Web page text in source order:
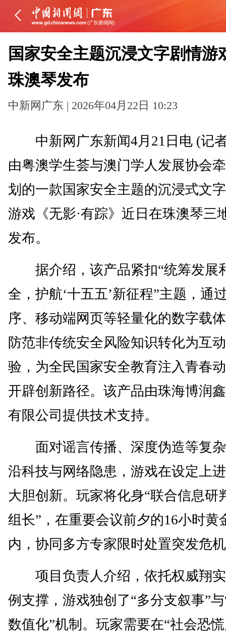
国家安全主题沉浸文字剧情游
珠澳琴发布
中新网广东 | 2026年04月22日 10:23
中新网广东新闻4月21日电 (记
由粤澳学生荟与澳门学人发展协会
划的一款国家安全主题的沉浸式文
游戏《无影·有踪》近日在珠澳琴三
发布。
据介绍，该产品紧扣“统筹发展
全，护航‘十五五’新征程”主题，通
序、移动端网页等轻量化的数字载
防范非传统安全风险知识转化为互
验，为全民国家安全教育注入青春
开辟创新路径。该产品由珠海博润
有限公司提供技术支持。
面对谣言传播、深度伪造等复
沿科技与网络隐患，游戏在设定上
大胆创新。玩家将化身“联合信息研
组长”，在重要会议前夕的16小时黄
内，协同多方专家限时处置突发危
项目负责人介绍，依托权威翔
例支撑，游戏独创了“多分支叙事”
数值化”机制。玩家需要在“社会恐